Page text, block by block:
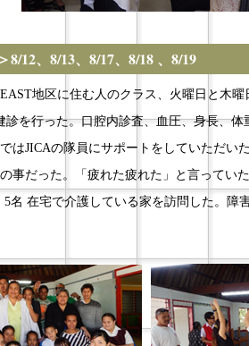
12、8/13、8/17、8/18 、8/19
地区に住む人のクラス、火曜日と木曜
診を行った。口腔内診査、血圧、身長、
はJICAの隊員にサポートをしていただい
事だった。「疲れた疲れた」と言ってい
名 在宅で介護している家を訪問した。障